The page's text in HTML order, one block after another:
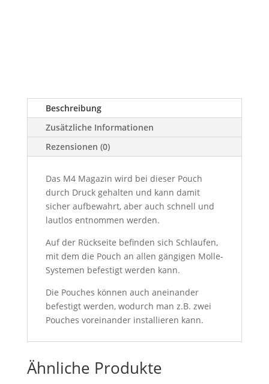
Beschreibung
Zusätzliche Informationen
Rezensionen (0)
Das M4 Magazin wird bei dieser Pouch
durch Druck gehalten und kann damit
sicher aufbewahrt, aber auch schnell und
lautlos entnommen werden.
Auf der Rückseite befinden sich Schlaufen,
mit dem die Pouch an allen gängigen Molle-
Systemen befestigt werden kann.
Die Pouches können auch aneinander
befestigt werden, wodurch man z.B. zwei
Pouches voreinander installieren kann.
Ähnliche Produkte